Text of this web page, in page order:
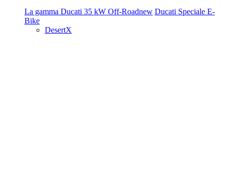
La gamma Ducati 35 kW Off-Roadnew Ducati Speciale E-
Bike
DesertX